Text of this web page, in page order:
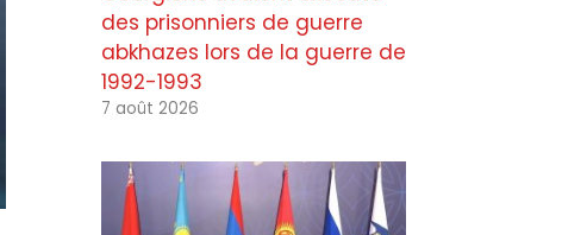
des prisonniers de guerre
abkhazes lors de la guerre de
1992-1993
7 août 2026